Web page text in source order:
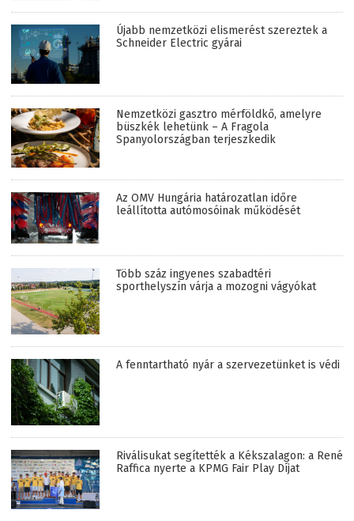
Újabb nemzetközi elismerést szereztek a
Schneider Electric gyárai
Nemzetközi gasztro mérföldkő, amelyre
büszkék lehetünk – A Fragola
Spanyolországban terjeszkedik
Az OMV Hungária határozatlan időre
leállította autómosóinak működését
Több száz ingyenes szabadtéri
sporthelyszín várja a mozogni vágyókat
A fenntartható nyár a szervezetünket is védi
Riválisukat segítették a Kékszalagon: a René
Raffica nyerte a KPMG Fair Play Díjat